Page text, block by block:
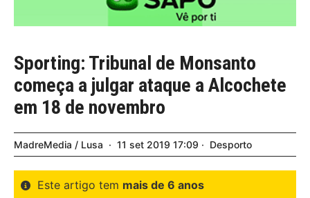
Sporting: Tribunal de Monsanto
começa a julgar ataque a Alcochete
em 18 de novembro
MadreMedia / Lusa 11 set 2019 17:09 Desporto
Este artigo tem mais de 6 anos